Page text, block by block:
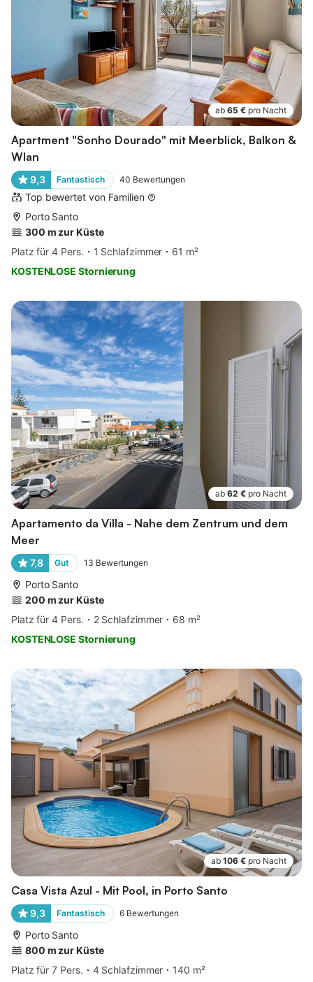
ab 65 € pro Nacht
Apartment "Sonho Dourado" mit Meerblick, Balkon &
Wlan
9,3 Fantastisch 40 Bewertungen
Top bewertet von Familien
Porto Santo
300 m zur Küste
Platz für 4 Pers.
1 Schlafzimmer
61 m²
KOSTENLOSE Stornierung
ab 62 € pro Nacht
Apartamento da Villa - Nahe dem Zentrum und dem
Meer
7,8 Gut 13 Bewertungen
Porto Santo
200 m zur Küste
Platz für 4 Pers.
2 Schlafzimmer
68 m²
KOSTENLOSE Stornierung
ab 106 € pro Nacht
Casa Vista Azul - Mit Pool, in Porto Santo
9,3 Fantastisch 6 Bewertungen
Porto Santo
800 m zur Küste
Platz für 7 Pers.
4 Schlafzimmer
140 m²